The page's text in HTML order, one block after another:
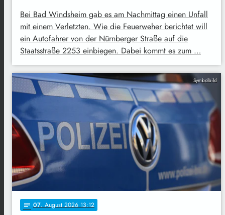
Bei Bad Windsheim gab es am Nachmittag einen Unfall
mit einem Verletzten. Wie die Feuerweher berichtet will
ein Autofahrer von der Nürnberger Straße auf die
Staatsstraße 2253 einbiegen. Dabei kommt es zum …
Symbolbild
notes 07. August 2026 13:12